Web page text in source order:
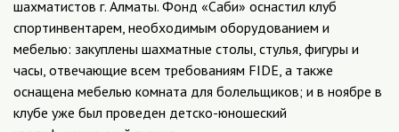
шахматистов г. Алматы. Фонд «Саби» оснастил клуб
спортинвентарем, необходимым оборудованием и
мебелью: закуплены шахматные столы, стулья, фигуры и
часы, отвечающие всем требованиям FIDE, а также
оснащена мебелью комната для болельщиков; и в ноябре в
клубе уже был проведен детско-юношеский